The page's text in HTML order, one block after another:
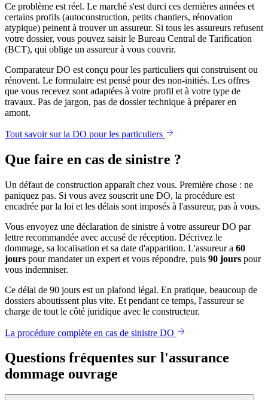
Ce problème est réel. Le marché s'est durci ces dernières années et
certains profils (autoconstruction, petits chantiers, rénovation
atypique) peinent à trouver un assureur. Si tous les assureurs refusent
votre dossier, vous pouvez saisir le Bureau Central de Tarification
(BCT), qui oblige un assureur à vous couvrir.
Comparateur DO est conçu pour les particuliers qui construisent ou
rénovent. Le formulaire est pensé pour des non-initiés. Les offres
que vous recevez sont adaptées à votre profil et à votre type de
travaux. Pas de jargon, pas de dossier technique à préparer en
amont.
Tout savoir sur la DO pour les particuliers
Que faire en cas de sinistre ?
Un défaut de construction apparaît chez vous. Première chose : ne
paniquez pas. Si vous avez souscrit une DO, la procédure est
encadrée par la loi et les délais sont imposés à l'assureur, pas à vous.
Vous envoyez une déclaration de sinistre à votre assureur DO par
lettre recommandée avec accusé de réception. Décrivez le
dommage, sa localisation et sa date d'apparition. L'assureur a 60
jours pour mandater un expert et vous répondre, puis 90 jours pour
vous indemniser.
Ce délai de 90 jours est un plafond légal. En pratique, beaucoup de
dossiers aboutissent plus vite. Et pendant ce temps, l'assureur se
charge de tout le côté juridique avec le constructeur.
La procédure complète en cas de sinistre DO
Questions fréquentes sur l'assurance
dommage ouvrage